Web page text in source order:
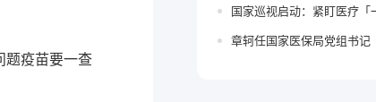
题疫苗要一查
国家巡视启动：紧盯医疗「
章轲任国家医保局党组书记